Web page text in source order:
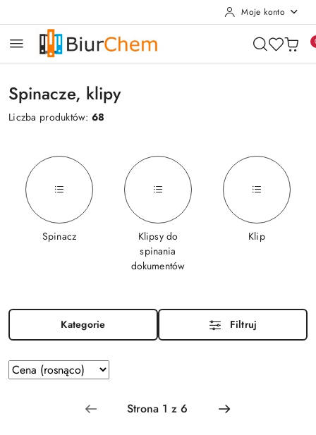
Moje konto
Spinacze, klipy
Liczba produktów:68
Spinacz
Klipsy do
spinania
dokumentów
Klip
Kategorie Filtruj
Zastosowano
sortowanie:
Sortuj
według